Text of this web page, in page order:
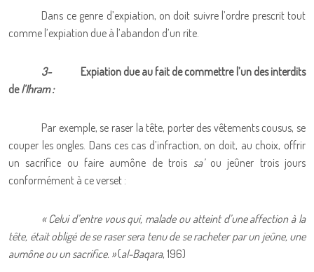
Dans ce genre d’expiation, on doit suivre l’ordre prescrit tout
comme l’expiation due à l’abandon d’un rite.
3-
Expiation due au fait de commettre l’un des interdits
del’Ihram :
Par exemple, se raser la tête, porter des vêtements cousus, se
couper les ongles. Dans ces cas d’infraction, on doit, au choix, offrir
un sacrifice ou faire aumône de trois sa’ou jeûner trois jours
conformément à ce verset :
« Celui d’entre vous qui, malade ou atteint d’une affection à la
tête, était obligé de se raser sera tenu de se racheter par un jeûne, une
aumône ou un sacrifice. »(al-Baqara, 196)